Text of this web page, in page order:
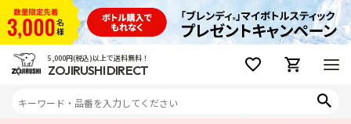
5,000円(税込)以上で送料無料！
ZOJIRUSHI DIRECT